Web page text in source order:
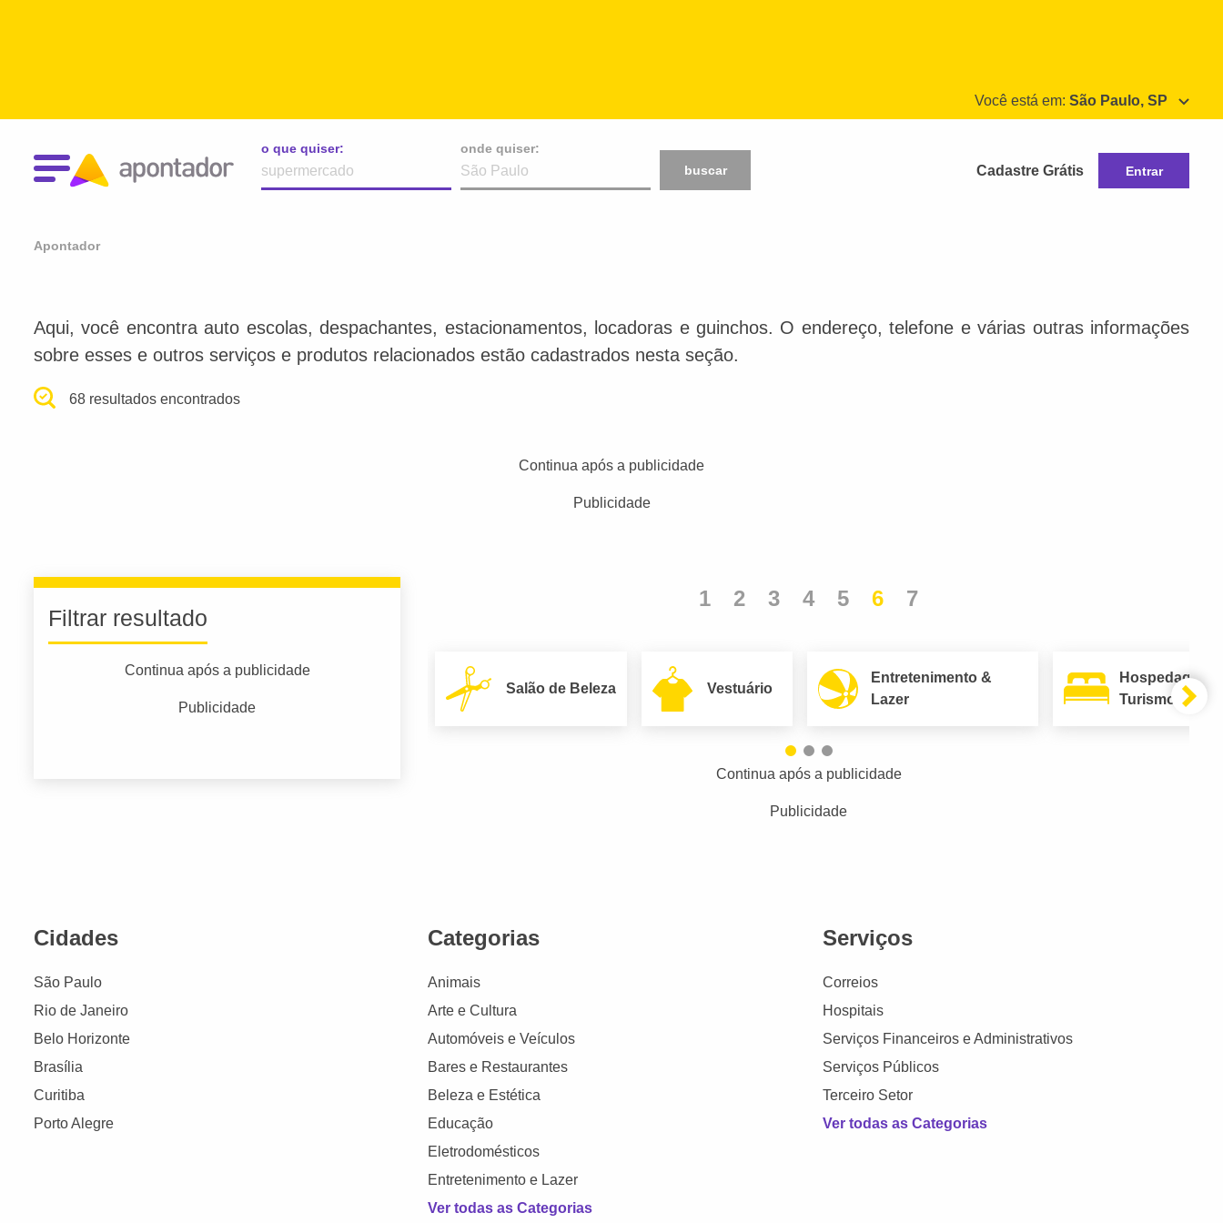
Você está em: São Paulo, SP
o que quiser:
onde quiser:
buscar
Cadastre Grátis Entrar
Apontador
Aqui, você encontra auto escolas, despachantes, estacionamentos, locadoras e guinchos. O endereço, telefone e várias outras informações
sobre esses e outros serviços e produtos relacionados estão cadastrados nesta seção.
68 resultados encontrados
Continua após a publicidade
Publicidade
Filtrar resultado
Continua após a publicidade
Publicidade
1 2 3 4 5 6 7
Salão de Beleza Vestuário
Entretenimento &
Lazer
Hospedagem
Turismo
Continua após a publicidade
Publicidade
Cidades
São Paulo
Rio de Janeiro
Belo Horizonte
Brasília
Curitiba
Porto Alegre
Categorias
Animais
Arte e Cultura
Automóveis e Veículos
Bares e Restaurantes
Beleza e Estética
Educação
Eletrodomésticos
Entretenimento e Lazer
Ver todas as Categorias
Serviços
Correios
Hospitais
Serviços Financeiros e Administrativos
Serviços Públicos
Terceiro Setor
Ver todas as Categorias